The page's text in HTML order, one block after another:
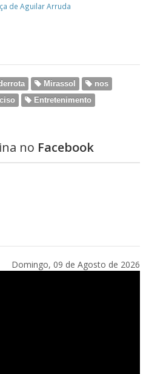
de Aguilar Arruda
Mirassol
nos
Entretenimento
no Facebook
Domingo, 09 de Agosto de 2026